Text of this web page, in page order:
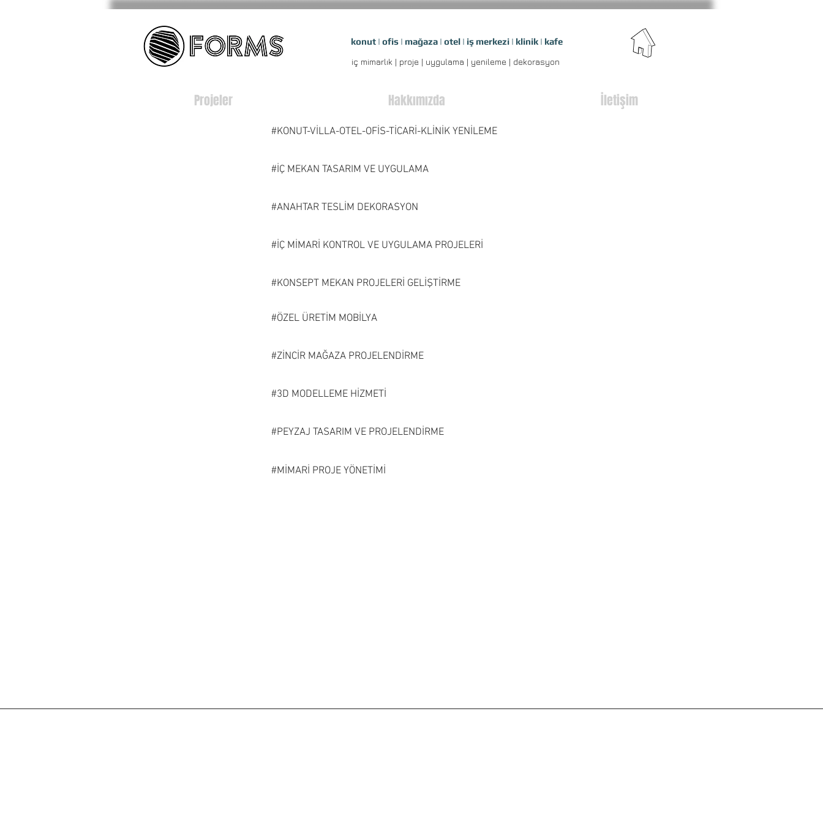
konut | ofis | mağaza | otel | iş merkezi | klinik | kafe
iç mimarlık | proje | uygulama | yenileme | dekorasyon
Projeler Hakkımızda İletişim
#ÖZEL ÜRETİM MOBİLYA
#ZİNCİR MAĞAZA PROJELENDİRME
#3D MODELLEME HİZMETİ
#PEYZAJ TASARIM VE PROJELENDİRME
#MİMARİ PROJE YÖNETİMİ
#KONUT-VİLLA-OTEL-OFİS-TİCARİ-KLİNİK YENİLEME
#İÇ MEKAN TASARIM VE UYGULAMA
#ANAHTAR TESLİM DEKORASYON
#İÇ MİMARİ KONTROL VE UYGULAMA PROJELERİ
#KONSEPT MEKAN PROJELERİ GELİŞTİRME